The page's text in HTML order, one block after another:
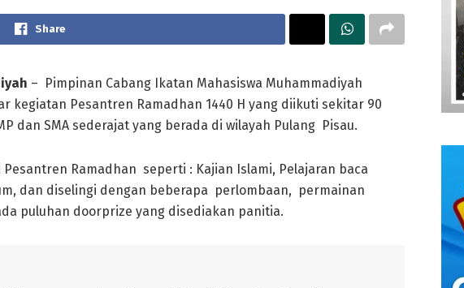
Share
– Pimpinan Cabang Ikatan Mahasiswa Muhammadiyah
kegiatan Pesantren Ramadhan 1440 H yang diikuti sekitar 90
dan SMA sederajat yang berada di wilayah Pulang Pisau.
Ramadhan seperti : Kajian Islami, Pelajaran baca
dan diselingi dengan beberapa perlombaan, permainan
puluhan doorprize yang disediakan panitia.